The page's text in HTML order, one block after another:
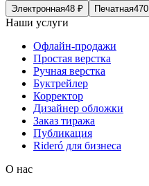
Электронная48 ₽ Печатная470
Наши услуги
Офлайн-продажи
Простая верстка
Ручная верстка
Буктрейлер
Корректор
Дизайнер обложки
Заказ тиража
Публикация
Rideró для бизнеса
О нас